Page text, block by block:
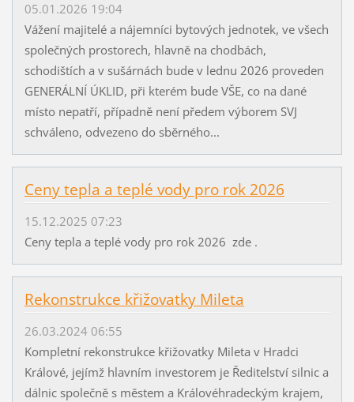
05.01.2026 19:04
Vážení majitelé a nájemníci bytových jednotek, ve všech
společných prostorech, hlavně na chodbách,
schodištích a v sušárnách bude v lednu 2026 proveden
GENERÁLNÍ ÚKLID, při kterém bude VŠE, co na dané
místo nepatří, případně není předem výborem SVJ
schváleno, odvezeno do sběrného...
Ceny tepla a teplé vody pro rok 2026
15.12.2025 07:23
Ceny tepla a teplé vody pro rok 2026 zde .
Rekonstrukce křižovatky Mileta
26.03.2024 06:55
Kompletní rekonstrukce křižovatky Mileta v Hradci
Králové, jejímž hlavním investorem je Ředitelství silnic a
dálnic společně s městem a Královéhradeckým krajem,